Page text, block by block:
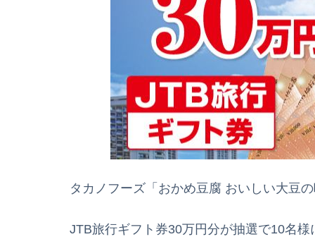
タカノフーズ「おかめ豆腐 おいしい大豆
JTB旅行ギフト券30万円分が抽選で10名様